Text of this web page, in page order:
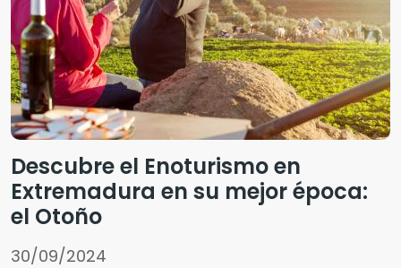
Descubre el Enoturismo en
Extremadura en su mejor época:
el Otoño
30/09/2024